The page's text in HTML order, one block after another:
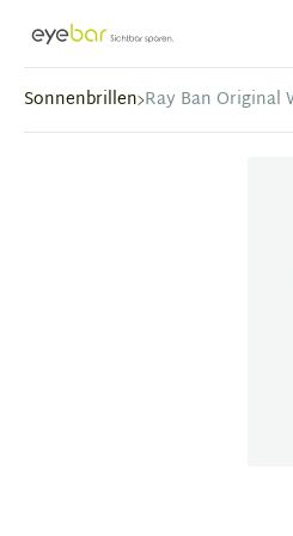
Abele Optic
Sonnenbrillen Ray Ban Original